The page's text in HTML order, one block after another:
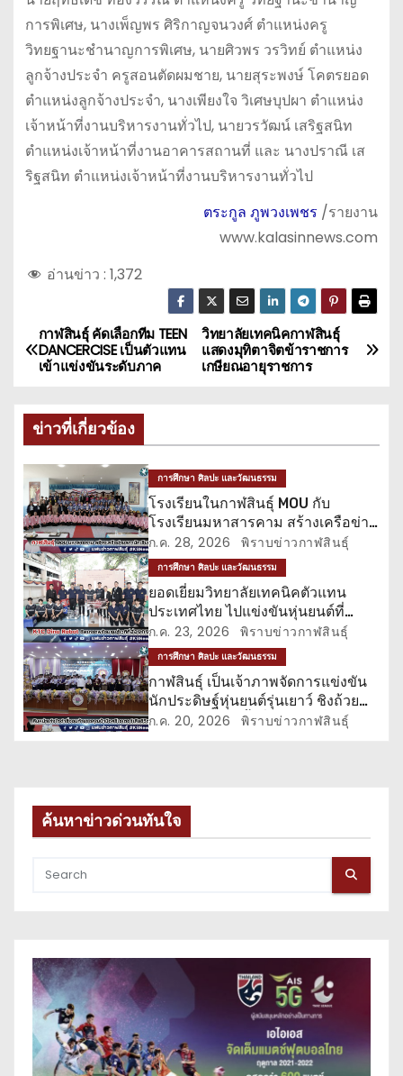
การพิเศษ, นางเพ็ญพร ศิริกาญจนวงศ์ ตำแหน่งครู
วิทยฐานะชำนาญการพิเศษ, นายศิวพร วรวิทย์ ตำแหน่ง
ลูกจ้างประจำ ครูสอนตัดผมชาย, นายสุระพงษ์ โคตรยอด
ตำแหน่งลูกจ้างประจำ, นางเพียงใจ วิเศษบุปผา ตำแหน่ง
เจ้าหน้าที่งานบริหารงานทั่วไป, นายวรวัฒน์ เสริฐสนิท
ตำแหน่งเจ้าหน้าที่งานอาคารสถานที่ และ นางปราณี เส
ริฐสนิท ตำแหน่งเจ้าหน้าที่งานบริหารงานทั่วไป
ตระกูล ภูพวงเพชร /รายงาน
www.kalasinnews.com
อ่านข่าว : 1,372
แ
น
ะ
แ
น
ว
เ
รื่
อ
ง
วิทยาลัยเทคนิคกาฬสินธุ์
แสดงมุทิตาจิตข้าราชการ
เกษียณอายุราชการ
กาฬสินธุ์ คัดเลือกทีม TEEN
DANCERCISE เป็นตัวแทน
เข้าแข่งขันระดับภาค
ข่าวที่เกี่ยวข้อง
การศึกษา ศิลปะ และวัฒนธรรม
โรงเรียนในกาฬสินธุ์ MOU กับ
โรงเรียนมหาสารคาม สร้างเครือข่าย
สภานักเรียน
ก.ค. 28, 2026 พิราบข่าวกาฬสินธุ์
การศึกษา ศิลปะ และวัฒนธรรม
ยอดเยี่ยมวิทยาลัยเทคนิคตัวแทน
ประเทศไทย ไปแข่งขันหุ่นยนต์ที่
ฮ่องกง
ก.ค. 23, 2026 พิราบข่าวกาฬสินธุ์
การศึกษา ศิลปะ และวัฒนธรรม
กาฬสินธุ์ เป็นเจ้าภาพจัดการแข่งขัน
นักประดิษฐ์หุ่นยนต์รุ่นเยาว์ ชิงถ้วย
พระราชทาน ครั้งที่ 11
ก.ค. 20, 2026 พิราบข่าวกาฬสินธุ์
ค้นหาข่าวด่วนทันใจ